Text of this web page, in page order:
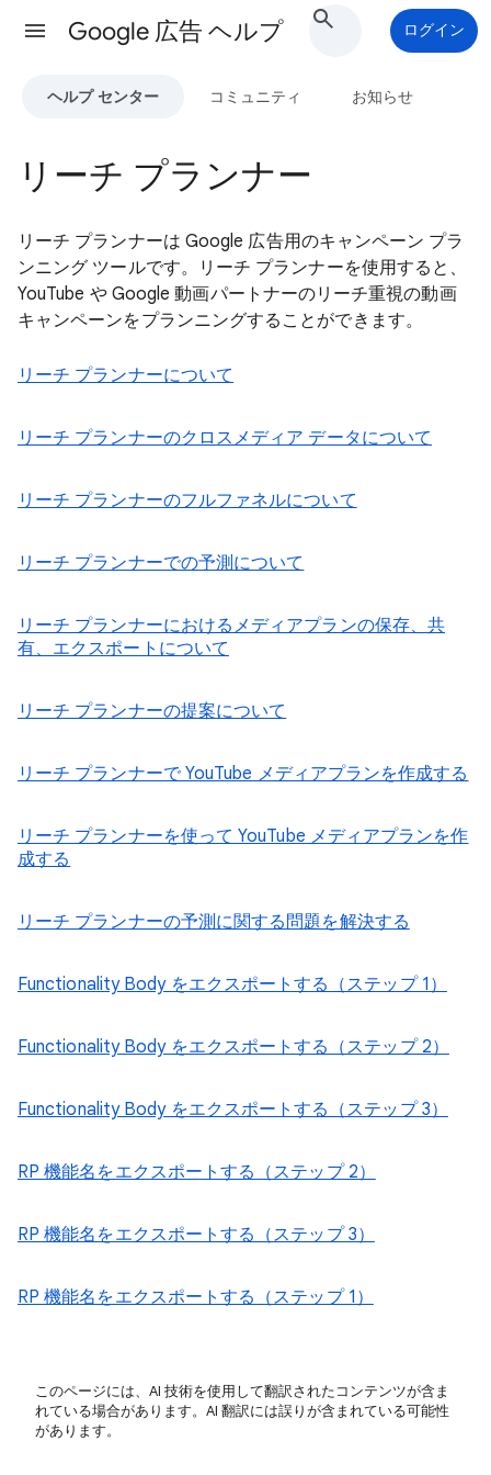
Google 広告 ヘルプ ログイン
ヘルプ センター コミュニティ お知らせ
リーチ プランナー
リーチ プランナーは Google 広告用のキャンペーン プラ
ンニング ツールです。リーチ プランナーを使用すると、
YouTube や Google 動画パートナーのリーチ重視の動画
キャンペーンをプランニングすることができます。
リーチ プランナーについて
リーチ プランナーのクロスメディア データについて
リーチ プランナーのフルファネルについて
リーチ プランナーでの予測について
リーチ プランナーにおけるメディアプランの保存、共
有、エクスポートについて
リーチ プランナーの提案について
リーチ プランナーで YouTube メディアプランを作成する
リーチ プランナーを使って YouTube メディアプランを作
成する
リーチ プランナーの予測に関する問題を解決する
Functionality Body をエクスポートする（ステップ 1）
Functionality Body をエクスポートする（ステップ 2）
Functionality Body をエクスポートする（ステップ 3）
RP 機能名をエクスポートする（ステップ 2）
RP 機能名をエクスポートする（ステップ 3）
RP 機能名をエクスポートする（ステップ 1）
このページには、AI 技術を使用して翻訳されたコンテンツが含ま
れている場合があります。AI 翻訳には誤りが含まれている可能性
があります。